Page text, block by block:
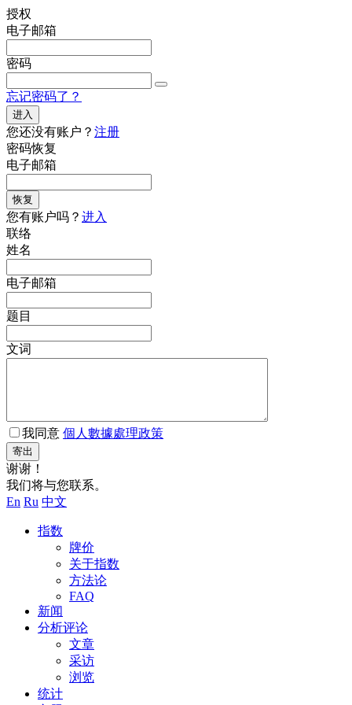
授权
电子邮箱
密码
忘记密码了？
进入
您还没有账户？ 注册
密码恢复
电子邮箱
恢复
您有账户吗？ 进入
联络
姓名
电子邮箱
题目
文词
我同意 個人數據處理政策
寄出
谢谢！
我们将与您联系。
En Ru 中文
指数
牌价
关于指数
方法论
FAQ
新闻
分析评论
文章
采访
浏览
统计